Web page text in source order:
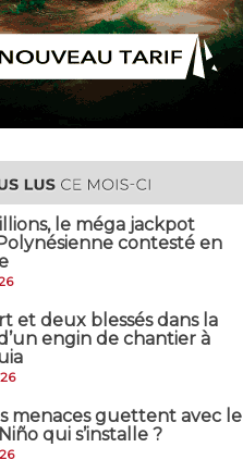
​le méga jackpot
contesté en
et deux blessés dans la
engin de chantier à
menaces guettent avec le
qui s’installe ?